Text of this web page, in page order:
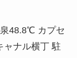
48.8℃ カプセ
ャナル横丁 駐